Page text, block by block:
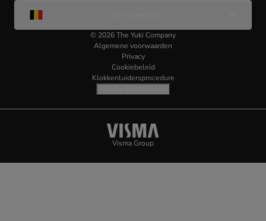
tab)
© 2026The Yuki Company
Algemene voorwaarden
Privacy
Cookiebeleid
Klokkenluidersprocedure
Visma
(opens
new
Visma Group
new